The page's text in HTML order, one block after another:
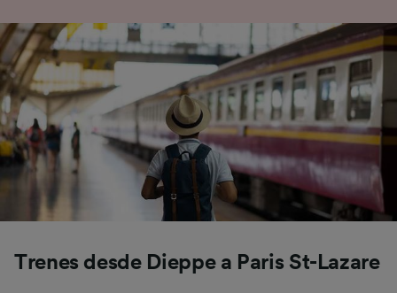
Trenes desde Dieppe a Paris St-Lazare